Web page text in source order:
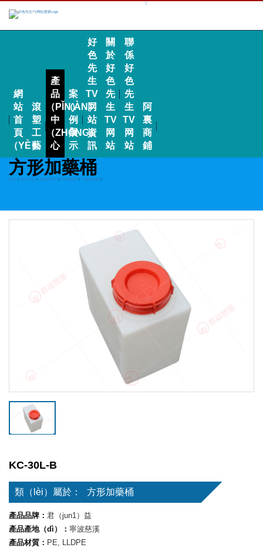
網
站
首
頁
（YÈ）
滾
塑
工
藝
產
品
（PǏN）
中
（ZHŌNG）
心
案
（ÀN）
例
展
示
好
色
先
生
TV
网
站
資
訊
關
於
好
色
先
生
TV
网
站
聯
係
好
色
先
生
TV
网
站
阿
裏
商
鋪
方形加藥桶
首頁 > 產品中心 > 水處理係列 > PE加藥桶 > 方形加藥桶 >
KC-30L-B
類（lèi）屬於： 方形加藥桶
產品品牌： 君（jun1）益
產品產地（dì）： 寧波慈溪
產品材質： PE, LLDPE